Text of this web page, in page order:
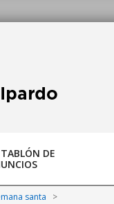
TABLÓN DE
santa
>